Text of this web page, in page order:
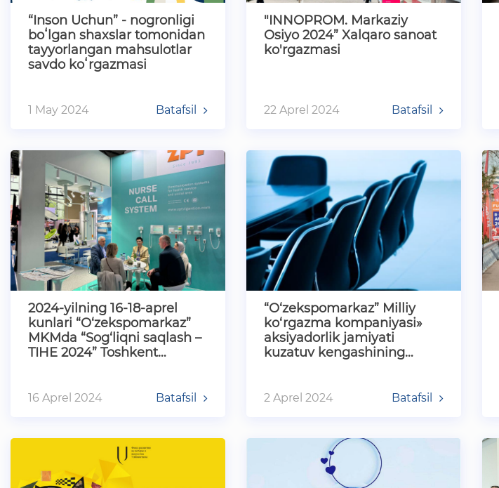
“Inson Uchun” - nogronligi
boʻlgan shaxslar tomonidan
tayyorlangan mahsulotlar
savdo koʻrgazmasi
1 May 2024 Batafsil
"INNOPROM. Markaziy
Osiyo 2024” Xalqaro sanoat
ko'rgazmasi
22 Aprel 2024 Batafsil
2024-yilning 16-18-aprel
kunlari “O‘zekspomarkaz”
MKMda “Sog‘liqni saqlash –
TIHE 2024” Toshkent
16 Aprel 2024 Batafsil
“O‘zekspomarkaz” Milliy
ko‘rgazma kompaniyasi»
aksiyadorlik jamiyati
kuzatuv kengashining
2 Aprel 2024 Batafsil